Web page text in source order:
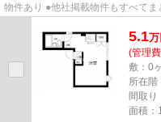
物件あり ●他社掲載物件もすべて
5.1万
(管理
敷：0
所在階
間取り
面積：